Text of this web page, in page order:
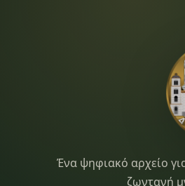
Dimitsana.gr
Ένα ψηφιακό αρχείο
ζωντανή